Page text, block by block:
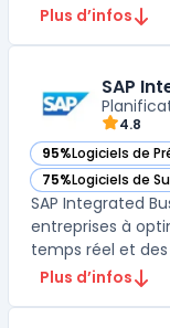
Plus d’infos
SAP
4.8
95%Logiciels de
— voir SAP
75%Logiciels de
— voir SAP
SAP Integrated
entreprises à
temps réel et
Plus d’infos